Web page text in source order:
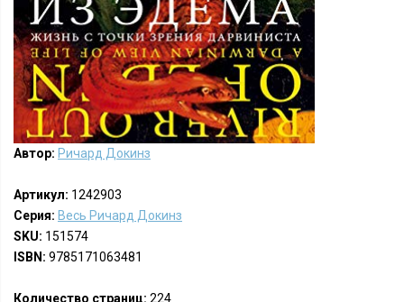
Автор: Ричард Докинз
Артикул: 1242903
Серия: Весь Ричард Докинз
SKU: 151574
ISBN: 9785171063481
Количество страниц: 224